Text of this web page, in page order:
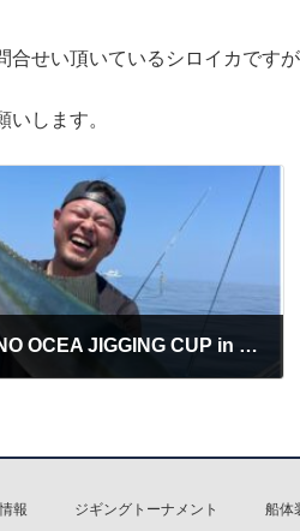
合せい頂いているシロイカです
いします。
2023 SHIMANO OCEA JIGGING CUP in 丹後
報 ジギングトーナメント 船体